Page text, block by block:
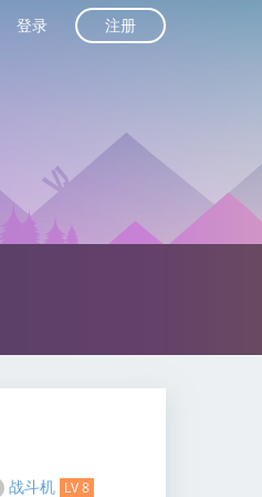
登录 注册
战斗机 LV 8